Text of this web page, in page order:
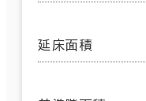
延床面積